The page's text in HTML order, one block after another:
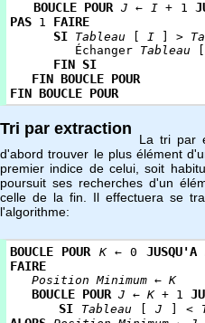
BOUCLE POUR J ← I+ 1
PAS 1 FAIRE
SI Tableau I ] >
Échanger Tableau
FIN SI
FIN BOUCLE POUR
FIN BOUCLE POUR
Tri par extraction
La tri par
d'abord trouver le plus élément
premier indice de celui, soit
poursuit ses recherches d'un
celle de la fin. Il effectuera se
l'algorithme:
BOUCLE POUR K← 0 JUSQU'A
FAIRE
Position Minimum ← K
BOUCLE POUR J ← K+ 1
SI Tableau J ] <